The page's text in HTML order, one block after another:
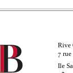
Rive
7
Ile